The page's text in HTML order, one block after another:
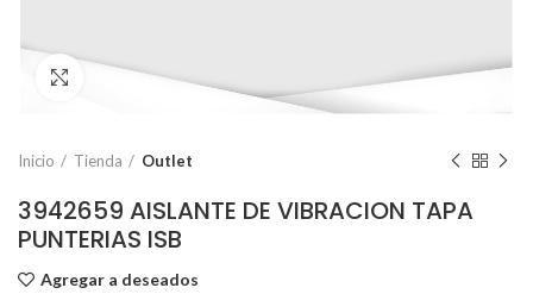
Click to enlarge
Inicio Tienda Outlet
3942659 AISLANTE DE VIBRACION TAPA
PUNTERIAS ISB
Agregar a deseados